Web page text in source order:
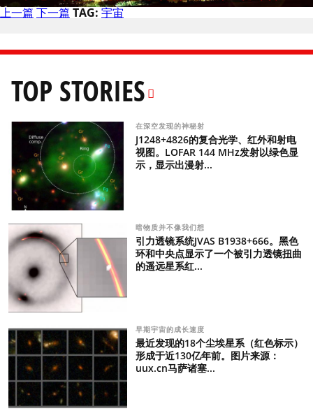
上一篇 下一篇 TAG: 宇宙
TOP STORIES
在深空发现的神秘射
J1248+4826的复合光学、红外和射电
视图。LOFAR 144 MHz发射以绿色显
示，显示出漫射...
暗物质并不像我们想
引力透镜系统JVAS B1938+666。黑色
环和中央点显示了一个被引力透镜扭曲
的遥远星系红...
早期宇宙的成长速度
最近发现的18个尘埃星系（红色标示）
形成于近130亿年前。图片来源：
uux.cn马萨诸塞...